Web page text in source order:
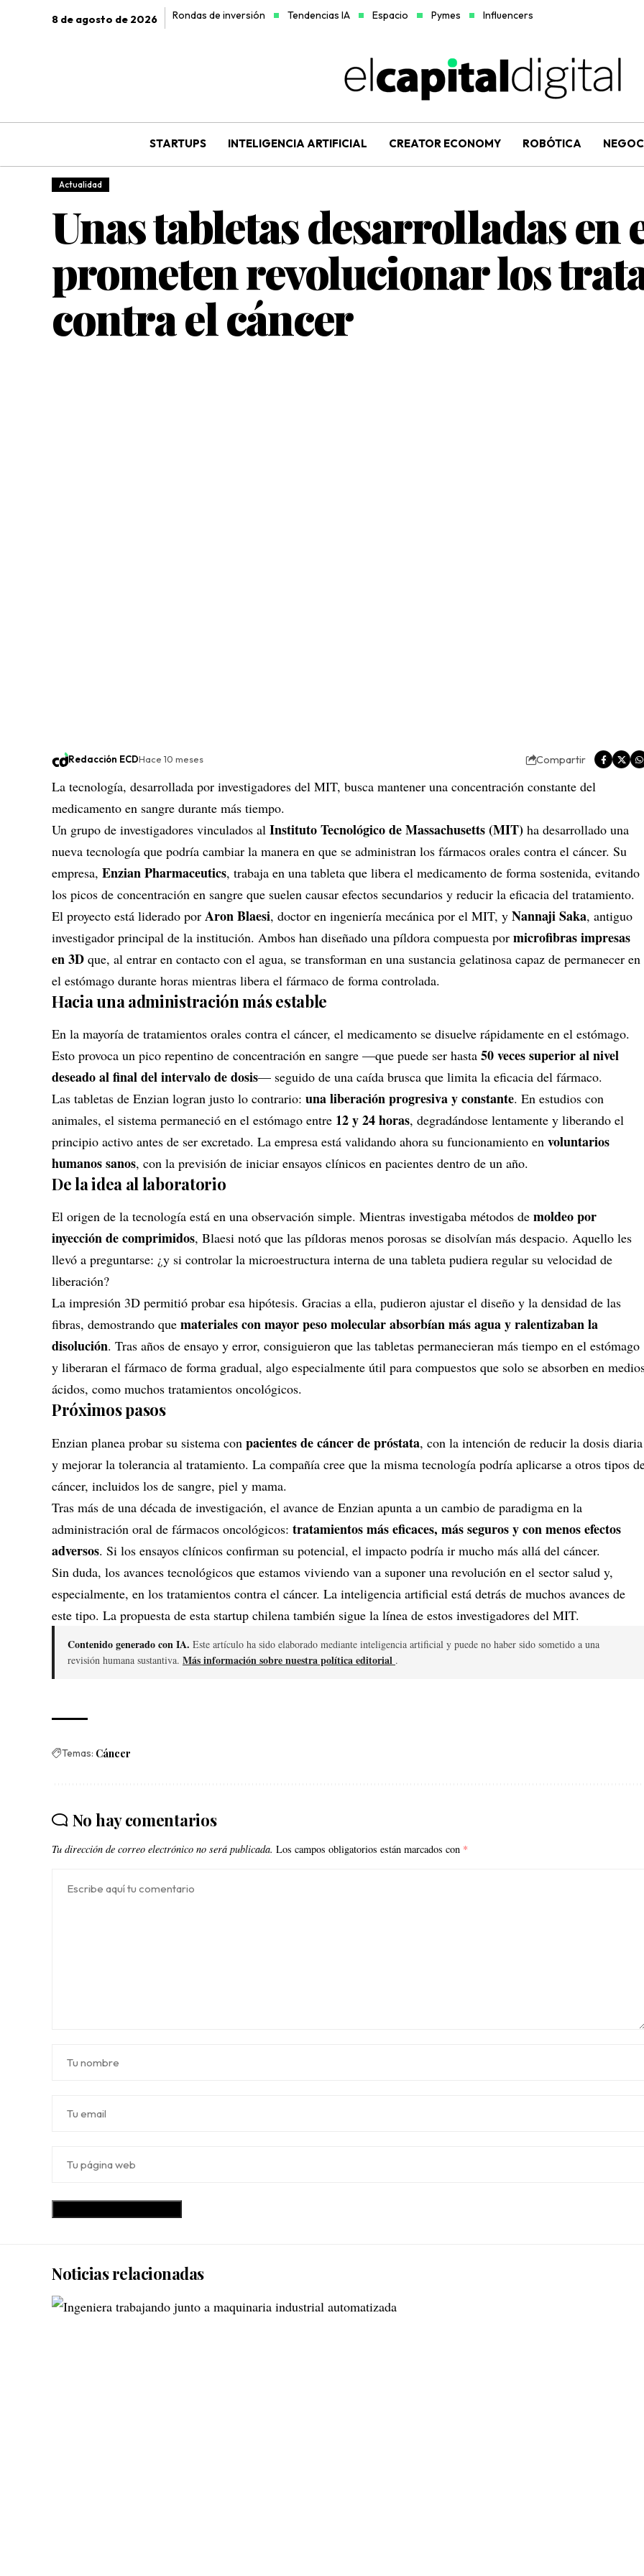
8 de agosto de 2026 Rondas de inversión Tendencias IA Espacio Pymes Influencers
STARTUPS INTELIGENCIA ARTIFICIAL CREATOR ECONOMY ROBÓTICA
Actualidad
Unas tabletas desarrolladas en
prometen revolucionar los
contra el cáncer
Redacción ECDHace 10 meses Compartir
La tecnología, desarrollada por investigadores del MIT, busca mantener una concentración constante del
medicamento en sangre durante más tiempo.
Un grupo de investigadores vinculados al Instituto Tecnológico de Massachusetts (MIT) ha desarrollado una
nueva tecnología que podría cambiar la manera en que se administran los fármacos orales contra el cáncer. Su
empresa, Enzian Pharmaceutics, trabaja en una tableta que libera el medicamento de forma sostenida, evitando
los picos de concentración en sangre que suelen causar efectos secundarios y reducir la eficacia del tratamiento.
El proyecto está liderado por Aron Blaesi, doctor en ingeniería mecánica por el MIT, y Nannaji Saka, antiguo
investigador principal de la institución. Ambos han diseñado una píldora compuesta por microfibras impresas
en 3D que, al entrar en contacto con el agua, se transforman en una sustancia gelatinosa capaz de permanecer en
el estómago durante horas mientras libera el fármaco de forma controlada.
Hacia una administración más estable
En la mayoría de tratamientos orales contra el cáncer, el medicamento se disuelve rápidamente en el estómago.
Esto provoca un pico repentino de concentración en sangre —que puede ser hasta 50 veces superior al nivel
deseado al final del intervalo de dosis— seguido de una caída brusca que limita la eficacia del fármaco.
Las tabletas de Enzian logran justo lo contrario: una liberación progresiva y constante. En estudios con
animales, el sistema permaneció en el estómago entre 12 y 24 horas, degradándose lentamente y liberando el
principio activo antes de ser excretado. La empresa está validando ahora su funcionamiento en voluntarios
humanos sanos, con la previsión de iniciar ensayos clínicos en pacientes dentro de un año.
De la idea al laboratorio
El origen de la tecnología está en una observación simple. Mientras investigaba métodos de moldeo por
inyección de comprimidos, Blaesi notó que las píldoras menos porosas se disolvían más despacio. Aquello les
llevó a preguntarse: ¿y si controlar la microestructura interna de una tableta pudiera regular su velocidad de
liberación?
La impresión 3D permitió probar esa hipótesis. Gracias a ella, pudieron ajustar el diseño y la densidad de las
fibras, demostrando que materiales con mayor peso molecular absorbían más agua y ralentizaban la
disolución. Tras años de ensayo y error, consiguieron que las tabletas permanecieran más tiempo en el estómago
y liberaran el fármaco de forma gradual, algo especialmente útil para compuestos que solo se absorben en
ácidos, como muchos tratamientos oncológicos.
Próximos pasos
Enzian planea probar su sistema con pacientes de cáncer de próstata, con la intención de reducir la dosis diaria
y mejorar la tolerancia al tratamiento. La compañía cree que la misma tecnología podría aplicarse a otros tipos
cáncer, incluidos los de sangre, piel y mama.
Tras más de una década de investigación, el avance de Enzian apunta a un cambio de paradigma en la
administración oral de fármacos oncológicos: tratamientos más eficaces, más seguros y con menos efectos
adversos. Si los ensayos clínicos confirman su potencial, el impacto podría ir mucho más allá del cáncer.
Sin duda, los avances tecnológicos que estamos viviendo van a suponer una revolución en el sector salud y,
especialmente, en los tratamientos contra el cáncer. La inteligencia artificial está detrás de muchos avances de
este tipo. La propuesta de esta startup chilena también sigue la línea de estos investigadores del MIT.
Contenido generado con IA. Este artículo ha sido elaborado mediante inteligencia artificial y puede no haber sido sometido a una
revisión humana sustantiva. Más información sobre nuestra política editorial .
Temas: Cáncer
No hay comentarios
Tu dirección de correo electrónico no será publicada. Los campos obligatorios están marcados con *
Noticias relacionadas